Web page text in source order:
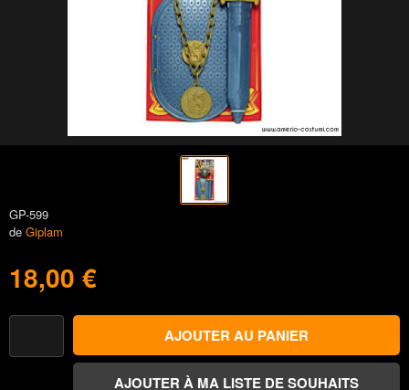
GP-599
de Giplam
18,00 €